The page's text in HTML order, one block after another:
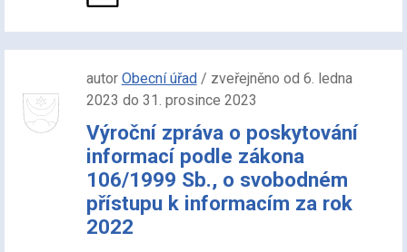
autor Obecní úřad/ zveřejněno od 6. ledna
2023 do 31. prosince 2023
Výroční zpráva o poskytování
informací podle zákona
106/1999 Sb., o svobodném
přístupu k informacím za rok
2022